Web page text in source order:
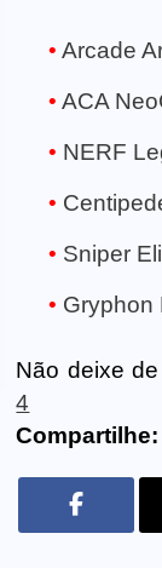
Arcade
ACA
NERF
Sniper
Gryphon
Não deixe
4
Compartilhe: